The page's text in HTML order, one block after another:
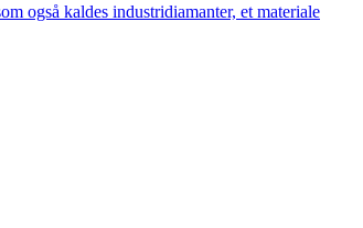
også kaldes industridiamanter, et materiale